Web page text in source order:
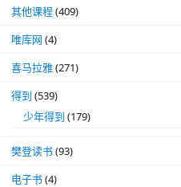
其他课程(409)
唯库网 (4)
喜马拉雅(271)
得到 (539)
少年得到 (179)
樊登读书(93)
电子书(4)